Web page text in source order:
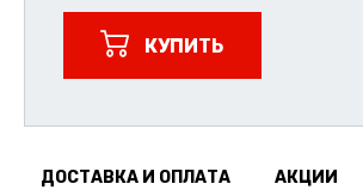
КУПИТЬ
ДОСТАВКА И ОПЛАТА АКЦИИ